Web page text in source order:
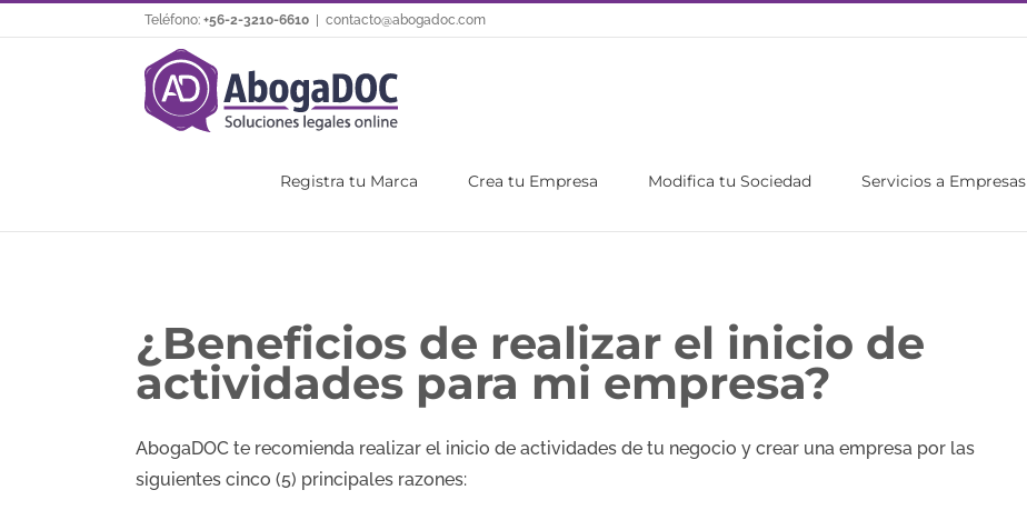
al
Teléfono: +56-2-3210-6610 contacto@abogadoc.com
Registra tu Marca Crea tu Empresa Modifica tu Sociedad Servicios a Empresas
¿Beneficios de realizar el inicio de
actividades para mi empresa?
AbogaDOC te recomienda realizar el inicio de actividades de tu negocio y crear una empresa por las
siguientes cinco (5) principales razones: